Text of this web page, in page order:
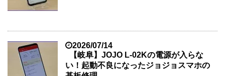
2026/07/14
【岐阜】JOJO L-02Kの電源が入らな
い！起動不良になったジョジョスマホの